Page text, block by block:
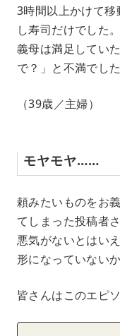
3時間以上かけて
し寿司だけでした。
義母は満足してい
で？」と不満でした
（39歳／主婦）
モヤモヤ……
頼みたいものをお
てしまった投稿者
悪気がないとはい
形になっていない
皆さんはこのエピ